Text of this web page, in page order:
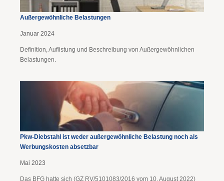
Außergewöhnliche Belastungen
Januar 2024
Definition, Auflistung und Beschreibung von Außergewöhnlichen
Belastungen.
Pkw-Diebstahl ist weder außergewöhnliche Belastung noch als
Werbungskosten absetzbar
Mai 2023
Das BFG hatte sich (GZ RV/5101083/2016 vom 10. August 2022)